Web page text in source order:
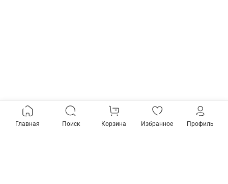
Главная Поиск Корзина Избранное Профиль